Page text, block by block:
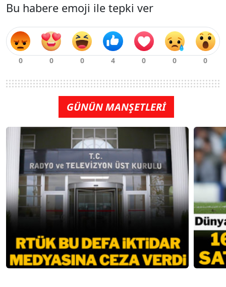
Bu habere emoji ile tepki ver
GÜNÜN MANŞETLERİ